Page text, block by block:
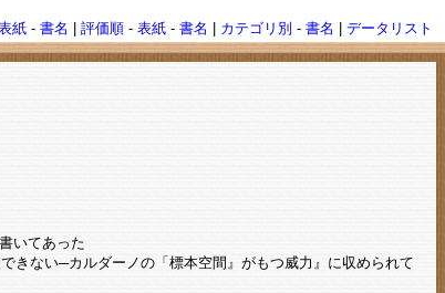
紙 -書名 |評価順 -表紙 -書名 カテゴリ別 -書名 |データリスト
いてあった
きない─カルダーノの「標本空間』がもつ威力』に収められて